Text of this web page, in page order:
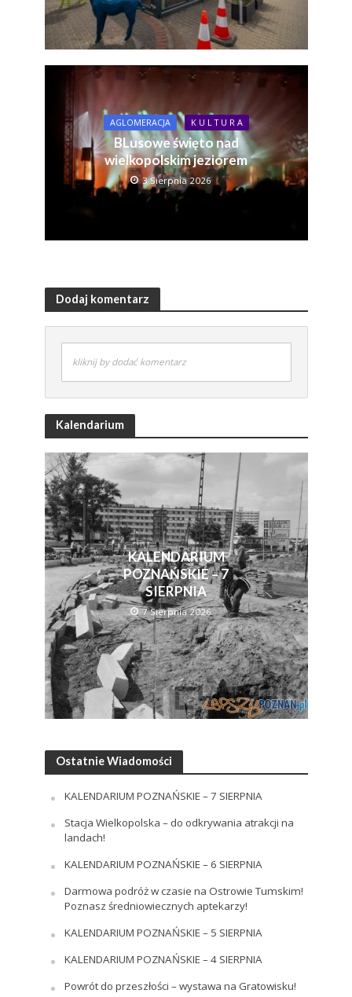
AGLOMERACJA K U L T U R A
BLusowe święto nad
wielkopolskim jeziorem
3 Sierpnia 2026
Dodaj komentarz
kliknij by dodać komentarz
Kalendarium
KALENDARIUM
POZNAŃSKIE – 7
SIERPNIA
7 Sierpnia 2026
Ostatnie Wiadomości
KALENDARIUM POZNAŃSKIE – 7 SIERPNIA
Stacja Wielkopolska – do odkrywania atrakcji na
landach!
KALENDARIUM POZNAŃSKIE – 6 SIERPNIA
Darmowa podróż w czasie na Ostrowie Tumskim!
Poznasz średniowiecznych aptekarzy!
KALENDARIUM POZNAŃSKIE – 5 SIERPNIA
KALENDARIUM POZNAŃSKIE – 4 SIERPNIA
Powrót do przeszłości – wystawa na Gratowisku!